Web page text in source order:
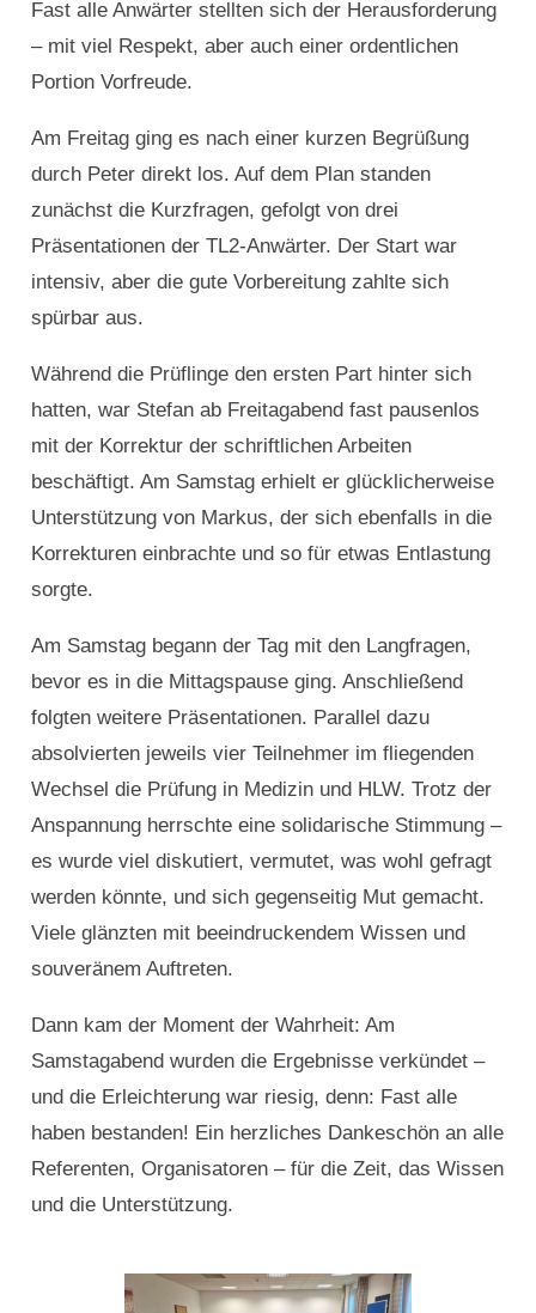
Fast alle Anwärter stellten sich der Herausforderung
– mit viel Respekt, aber auch einer ordentlichen
Portion Vorfreude.
Am Freitag ging es nach einer kurzen Begrüßung
durch Peter direkt los. Auf dem Plan standen
zunächst die Kurzfragen, gefolgt von drei
Präsentationen der TL2-Anwärter. Der Start war
intensiv, aber die gute Vorbereitung zahlte sich
spürbar aus.
Während die Prüflinge den ersten Part hinter sich
hatten, war Stefan ab Freitagabend fast pausenlos
mit der Korrektur der schriftlichen Arbeiten
beschäftigt. Am Samstag erhielt er glücklicherweise
Unterstützung von Markus, der sich ebenfalls in die
Korrekturen einbrachte und so für etwas Entlastung
sorgte.
Am Samstag begann der Tag mit den Langfragen,
bevor es in die Mittagspause ging. Anschließend
folgten weitere Präsentationen. Parallel dazu
absolvierten jeweils vier Teilnehmer im fliegenden
Wechsel die Prüfung in Medizin und HLW. Trotz der
Anspannung herrschte eine solidarische Stimmung –
es wurde viel diskutiert, vermutet, was wohl gefragt
werden könnte, und sich gegenseitig Mut gemacht.
Viele glänzten mit beeindruckendem Wissen und
souveränem Auftreten.
Dann kam der Moment der Wahrheit: Am
Samstagabend wurden die Ergebnisse verkündet –
und die Erleichterung war riesig, denn: Fast alle
haben bestanden! Ein herzliches Dankeschön an alle
Referenten, Organisatoren – für die Zeit, das Wissen
und die Unterstützung.